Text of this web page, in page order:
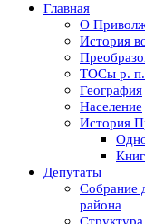
Главная
О
История
ТОСы р. п.
География
Население
История
Депутаты
Собрание
района